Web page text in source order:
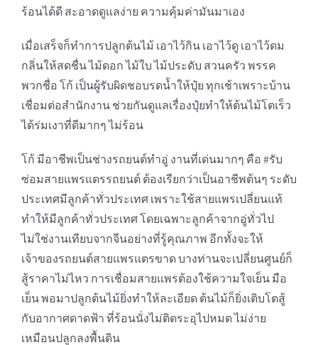
ร้อนได้ดี สะอาดดูแลง่าย ความคุ้มค่ามันมาเอง
เมื่อเสร็จก็ทำการปลูกต้นไม้ เอาไว้กิน เอาไว้ดู เอาไว้ดม
กลิ่นให้สดชื่น ไม้ดอก ไม้ใบ ไม้ประดับ สวนครัว พรรค
พวกชื่อ โก้ เป็นผู้รับผิดชอบรดน้ำให้ปุ๋ย ทุกเช้าเพราะบ้าน
เชื่อมต่อสำนักงาน ช่วยกันดูแลเรื่องปุ๋ยทำให้ต้นไม้โตเร็ว
ได้ร่มเงาที่ดีมากๆ ไม่ร้อน
โก้ มีอาชีพเป็นช่างรถยนต์ทำอู่ งานที่เด่นมากๆ คือ #รับ
ซ่อมสายแพรแตรรถยนต์ ต้องเรียกว่าเป็นอาชีพต้นๆ ระดับ
ประเทศมีลูกค้าทั่วประเทศ เพราะใช้สายแพรเปลี่ยนแท้
ทำให้มีลูกค้าทั่วประเทศ โดยเฉพาะลูกค้าจากอู่ทั่วไป
ไม่ใช่งานเทียบจากจีนอย่างที่รู้คุณภาพ อีกทั้งจะให้
เจ้าของรถยนต์สายแพรแตรขาด บางท่านจะเปลี่ยนศูนย์ก็
สู้ราคาไม่ไหว การเชื่อมสายแพรต้องใช้ความใจเย็น มือ
เย็น พอมาปลูกต้นไม้ยิ่งทำให้ละเอียด ต้นไม้ก็ยิ่งเติบโตสู้
กับอากาศดาดฟ้า ที่ร้อนนั่งไม่ติดระอุไปหมด ไม่ง่าย
เหมือนปลูกลงพื้นดิน